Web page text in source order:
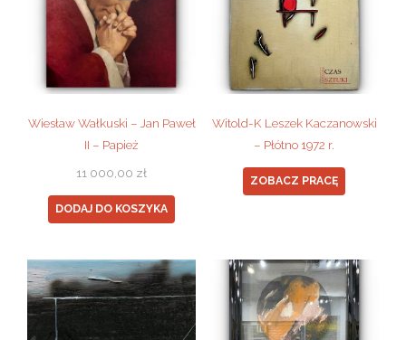
Wiesław Wałkuski – Jan Paweł
II – Papież
11 000,00 zł
DODAJ DO KOSZYKA
Witold-K Leszek Kaczanowski
– Płótno 1972 r.
ZOBACZ PRACĘ